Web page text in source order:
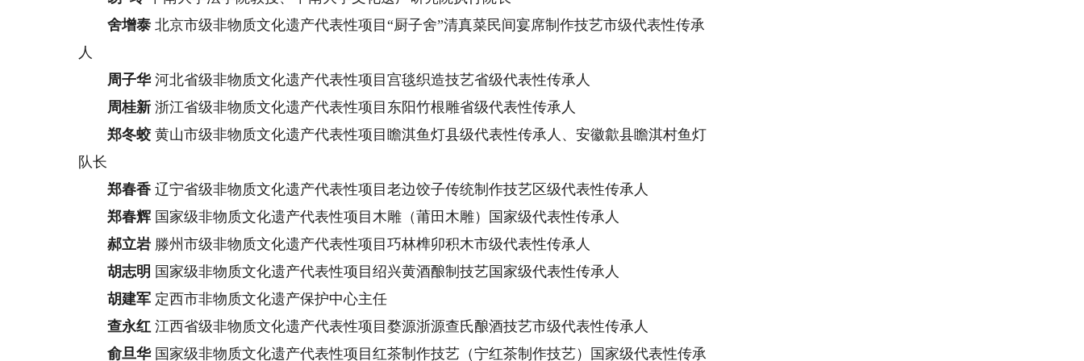
舍增泰 北京市级非物质文化遗产代表性项目“厨子舍”清真菜民间宴席制作技艺市级代表性传承
人
周子华河北省级非物质文化遗产代表性项目宫毯织造技艺省级代表性传承人
周桂新 浙江省级非物质文化遗产代表性项目东阳竹根雕省级代表性传承人
郑冬蛟黄山市级非物质文化遗产代表性项目瞻淇鱼灯县级代表性传承人、安徽歙县瞻淇村鱼灯
队长
郑春香 辽宁省级非物质文化遗产代表性项目老边饺子传统制作技艺区级代表性传承人
郑春辉 国家级非物质文化遗产代表性项目木雕（莆田木雕）国家级代表性传承人
郝立岩 滕州市级非物质文化遗产代表性项目巧林榫卯积木市级代表性传承人
胡志明 国家级非物质文化遗产代表性项目绍兴黄酒酿制技艺国家级代表性传承人
胡建军 定西市非物质文化遗产保护中心主任
查永红 江西省级非物质文化遗产代表性项目婺源浙源查氏酿酒技艺市级代表性传承人
俞旦华国家级非物质文化遗产代表性项目红茶制作技艺（宁红茶制作技艺）国家级代表性传承